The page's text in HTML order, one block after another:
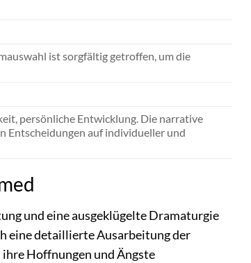
ist sorgfältig getroffen, um die
persönliche Entwicklung. Die narrative
Entscheidungen auf individueller und
und eine ausgeklügelte Dramaturgie
eine detaillierte Ausarbeitung der
Hoffnungen und Ängste